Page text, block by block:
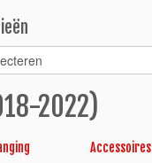
2022)
Accessoires